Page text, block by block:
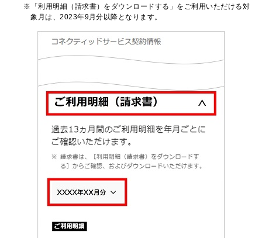
「利用明細（請求書）をダウンロードする」をご利用いただける対
象月は、2023年9月分以降となります。